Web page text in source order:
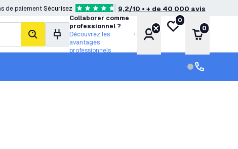
de paiementSécurisez 4.6 étoiles de notation9,2/10 • + de 40 000 avis
rechercher
Collaborer comme
professionnel ?
Découvrez les
avantages
professionnels
Compte
Ma liste de
0
Panier
0
Service
Service client